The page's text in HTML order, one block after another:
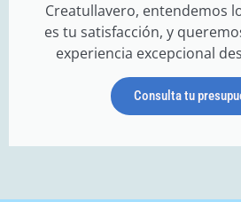
Creatullavero, entendemos
es tu satisfacción, y
experiencia excepcional
Consulta tu